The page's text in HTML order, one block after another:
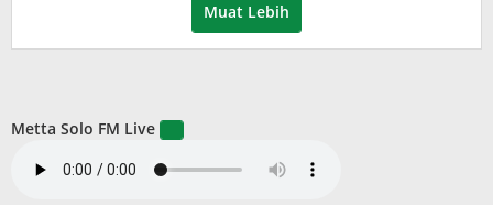
Muat Lebih
Metta Solo FM Live